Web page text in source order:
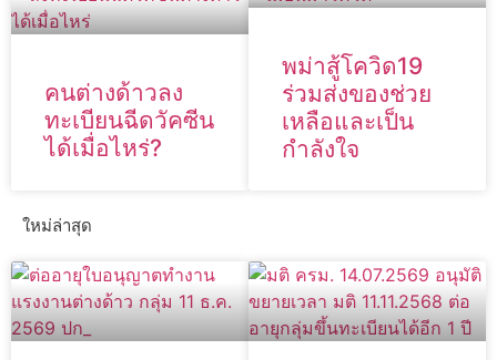
คนต่างด้าวลง
ทะเบียนฉีดวัคซีน
ได้เมื่อไหร่?
พม่าสู้โควิด19
ร่วมส่งของช่วย
เหลือและเป็น
กำลังใจ
ใหม่ล่าสุด